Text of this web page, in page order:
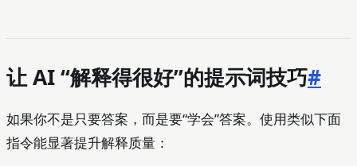
让 AI “解释得很好”的提示词技巧#
如果你不是只要答案，而是要“学会”答案。使用类似下面
指令能显著提升解释质量：